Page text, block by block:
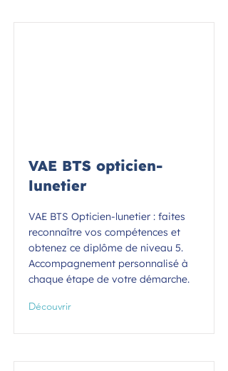
VAE BTS opticien-
lunetier
VAE BTS Opticien-lunetier : faites
reconnaître vos compétences et
obtenez ce diplôme de niveau 5.
Accompagnement personnalisé à
chaque étape de votre démarche.
Découvrir